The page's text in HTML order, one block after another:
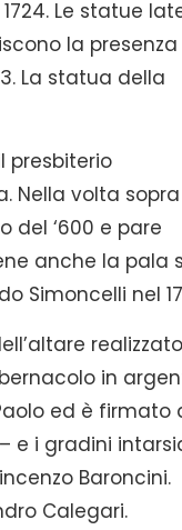
Le statue
la presenza
La statua della
presbiterio
Nella volta sopra
del ‘600 e pare
anche la pala
Simoncelli nel
in
ed è firmato
e i gradini
Baroncini.
Calegari.